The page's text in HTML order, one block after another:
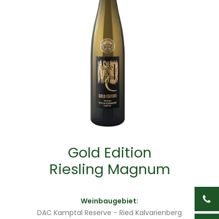
Gold Edition
Riesling Magnum
Weinbaugebiet:
DAC Kamptal Reserve - Ried Kalvarienberg